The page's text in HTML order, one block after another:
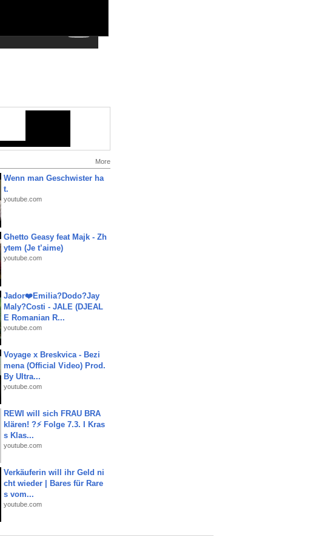
More
Wenn man Geschwister ha
t.
youtube.com
Ghetto Geasy feat Majk - Zh
ytem (Je t’aime)
youtube.com
Jador❤️Emilia?Dodo?Jay
Maly?Costi - JALE (DJEAL
E Romanian R...
youtube.com
Voyage x Breskvica - Bezi
mena (Official Video) Prod.
By Ultra...
youtube.com
REWI will sich FRAU BRA
klären! ?⚡️ Folge 7.3. I Kras
s Klas...
youtube.com
Verkäuferin will ihr Geld ni
cht wieder | Bares für Rare
s vom...
youtube.com